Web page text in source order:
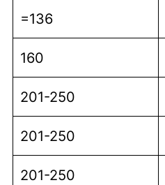
=136
160
201-250
201-250
201-250